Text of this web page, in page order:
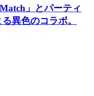
」とパーティ
異色のコラボ。